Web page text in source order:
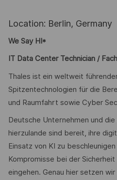
Location: Berlin, Germany
We Say HI*
IT Data Center Technician /
Thales ist ein weltweit
Spitzentechnologien für die
und Raumfahrt sowie Cyber
Deutsche Unternehmen und
hierzulande sind bereit, ihre
Einsatz von KI zu
Kompromisse bei der
eingehen. Genau hier setzen